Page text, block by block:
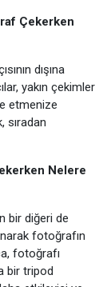
Çekerken
dışına
yakın çekimler
etmenize
sıradan
Nelere
bir diğeri de
fotoğrafın
fotoğrafı
bir tripod